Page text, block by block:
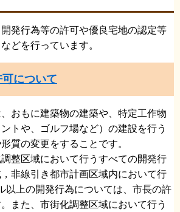
発行為等の許可や優良宅地の認定等
どを行っています。
について
おもに建築物の建築や、特定工作物
ントや、ゴルフ場など）の建設を行う
質の変更をすることです。
整区域において行うすべての開発行
非線引き都市計画区域内において行
以上の開発行為については、市長の許
また、市街化調整区域において行う